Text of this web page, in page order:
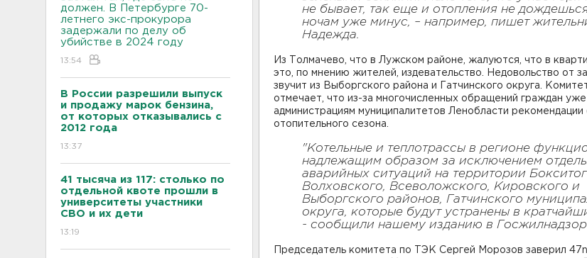
должен. В Петербурге 70-
летнего экс-прокурора
задержали по делу об
убийстве в 2024 году
13:54
В России разрешили выпуск
и продажу марок бензина,
от которых отказывались с
2012 года
13:37
41 тысяча из 117: столько по
отдельной квоте прошли в
университеты участники
СВО и их дети
13:19
не бывает, так еще и отопления не
ночам уже минус, – например, пишет
Надежда.
Из Толмачево, что в Лужском районе, жалуются, что в
это, по мнению жителей, издевательство. Недовольство от
звучит из Выборгского района и Гатчинского округа.
отмечает, что из-за многочисленных обращений граждан уже
администрациям муниципалитетов Ленобласти рекомендации
отопительного сезона.
"Котельные и теплотрассы в регионе
надлежащим образом за исключением
аварийных ситуаций на территории
Волховского, Всеволожского, Кировского и
Выборгского районов, Гатчинского
округа, которые будут устранены в
- сообщили нашему изданию в
Председатель комитета по ТЭК Сергей Морозов заверил